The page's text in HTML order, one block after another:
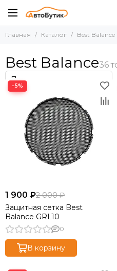
Главная Каталог Best Balance
Best Balance
−5%
1 900 ₽2 000 ₽
Защитная сетка Best
Balance GRL10
0
В корзину